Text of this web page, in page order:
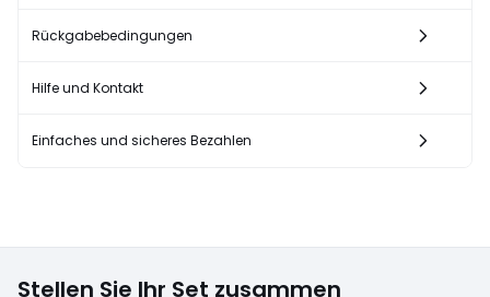
Rückgabebedingungen
Hilfe und Kontakt
Einfaches und sicheres Bezahlen
Stellen Sie Ihr Set zusammen